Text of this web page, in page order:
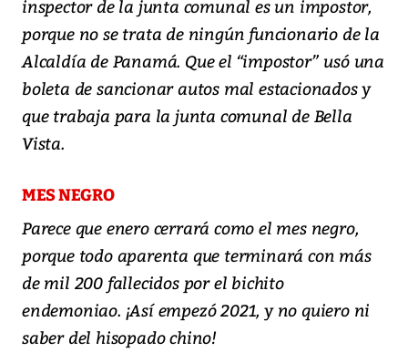
inspector de la junta comunal es un impostor,
porque no se trata de ningún funcionario de la
Alcaldía de Panamá. Que el “impostor” usó una
boleta de sancionar autos mal estacionados y
que trabaja para la junta comunal de Bella
Vista.
MES NEGRO
Parece que enero cerrará como el mes negro,
porque todo aparenta que terminará con más
de mil 200 fallecidos por el bichito
endemoniao. ¡Así empezó 2021, y no quiero ni
saber del hisopado chino!